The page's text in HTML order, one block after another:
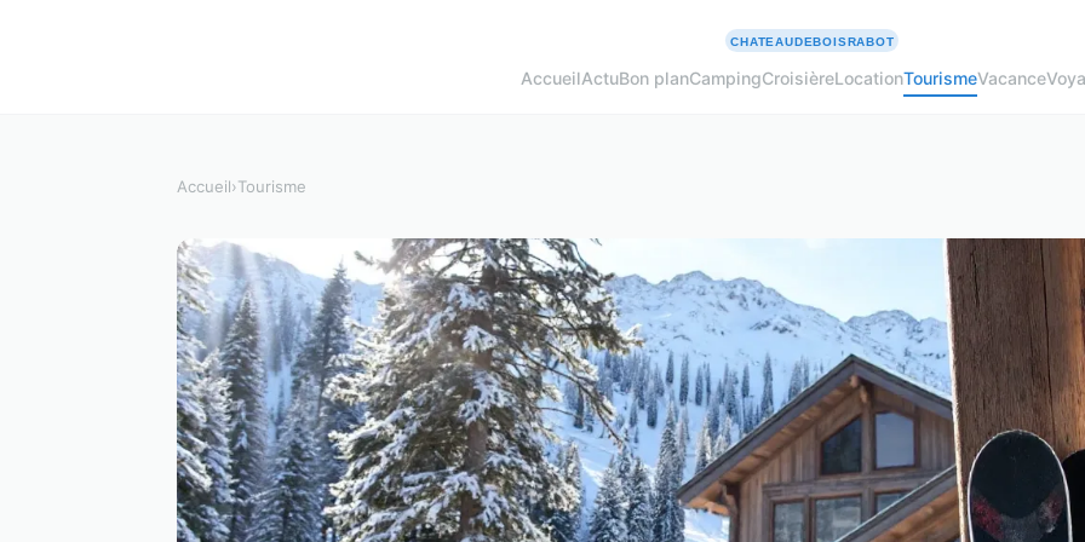
AccueilActuBon planCampingCroisièreLocationTourismeVacance
Accueil›Tourisme